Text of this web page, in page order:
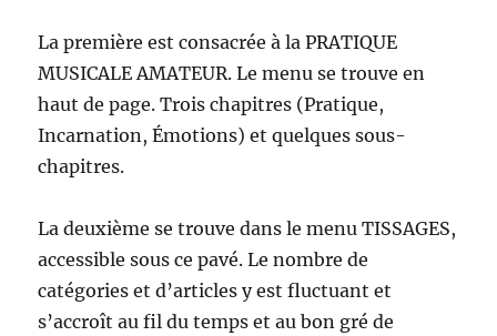
La première est consacrée à la PRATIQUE
MUSICALE AMATEUR. Le menu se trouve en
haut de page. Trois chapitres (Pratique,
Incarnation, Émotions) et quelques sous-
chapitres.
La deuxième se trouve dans le menu TISSAGES,
accessible sous ce pavé. Le nombre de
catégories et d’articles y est fluctuant et
s’accroît au fil du temps et au bon gré de